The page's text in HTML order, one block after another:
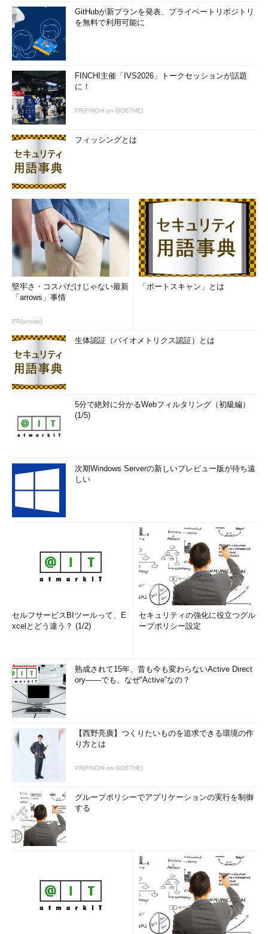
【注】
「VirusTotal」とは複数のウイルス対策ソフトベ
を利用して、ユーザーから提供されたファイルを
スキャンし、その結果を知ることのできるサービ
スである。
先ほどのClamAVのスキャン結果で「OK」という結果が出たフ
ァイルを「VirusTotal」でスキャンした結果は以下のとおりであ
る。
34社中、22社のスキャンエンジンがウイルスとして認められ
るものであるという結果が出た。
ス対策ソフトも「人の造りしもの」である。これは、すべてのセ
キュリティ製品、飛躍したいい方をすれば、世の中のすべての製
品にいえるのではないだろうかと筆者は思っている。「人の造り
ウイルス対策製品を現実世界のワクチンに例えて考えてみてほ
しい。ワクチンは基本的に、世界のどこかでウイルスが発見さ
る側の立場は、ほぼ例外なく後手に回ってしまうということであ
る。その点を踏まえて、ウイルス対策ソフトはさまざまなテクノ
ロジーにより、できる限り後手に回らず先手で対策を行えるよう
進化をしているが、やはり、100％と呼ぶには程遠いのが現状で
ここで、学ぶべきことは、「人の造りしもの」の1つであるウ
イルス対策ソフトも完ぺきではないという事実を知り、受け止
め、セキュリティ対策というものは完ぺきなブロックをするもの
ら身を守っていくかということは「人の造りしもの」を使う人た
ちのコーディネートにかかっているのだろう。
また、システムだけではなく、人の知識、そこから生まれる判
断もコーディネートをするうえでの1つの要素となることはいう
までもない。
ハニーポットで実感するネット脅威の“現実”
さて、夏休みの自由研究はどうだっただろうか。
今回は、ウイルスの捕獲を行う、仕組みの解説のみを行った
が、これは最低限の内容であると理解していただきたい。ハニー
ポットは、敵を知るために存在するものである。今回の
ないといっても過言ではない。これを使って、
ウイルスによる攻撃がどの程度行われており
どの程度の頻度で捕獲され
そのファイルはどの程度、ウイルス対策ソフトで検知され
GitHubが新プランを発表、プライベートリポジトリ
を無料で利用可能に
FINCHI主催「IVS2026」トークセッションが話題
に！
PR(FINCHI on GOETHE)
フィッシングとは
堅牢さ・コスパだけじゃない最新
「arrows」事情
PR(arrows)
「ポートスキャン」とは
生体認証（バイオメトリクス認証）とは
5分で絶対に分かるWebフィルタリング（初級編）
(1/5)
次期Windows Serverの新しいプレビュー版が待ち遠
しい
セルフサービスBIツールって、E
xcelとどう違う？ (1/2)
セキュリティの強化に役立つグル
ープポリシー設定
熟成されて15年、昔も今も変わらないActive Direct
ory――でも、なぜ“Active”なの？
【西野亮廣】つくりたいものを追求できる環境の作
り方とは
PR(FINCHI on GOETHE)
グループポリシーでアプリケーションの実行を制御
する